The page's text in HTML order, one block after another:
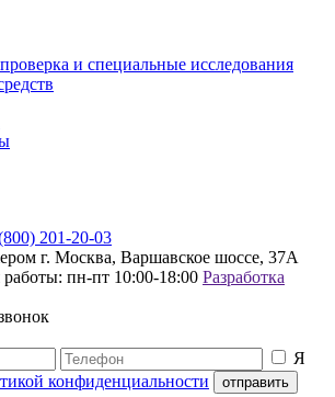
и специальные исследования
201-20-03
г. Москва, Варшавское шоссе, 37А
пн-пт 10:00-18:00 Разработка
Я
конфиденциальности